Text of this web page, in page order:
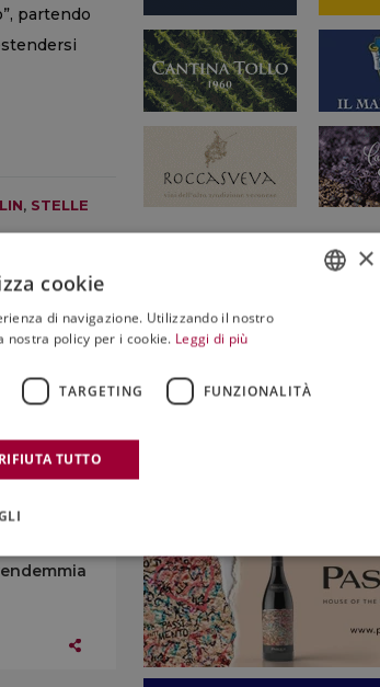
partendo
, STELLE
la
×
cookie
di navigazione. Utilizzando il nostro
nostra policy per i cookie. Leggi di più
TARGETING FUNZIONALITÀ
RIFIUTA TUTTO